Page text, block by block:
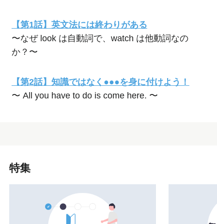
【第1話】英文法には終わりがある
〜なぜ look は自動詞で、watch は他動詞なの
か？〜
【第2話】知識ではなく●●●を身に付けよう！
〜 All you have to do is come here. 〜
特集